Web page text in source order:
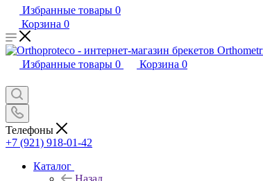
Избранные товары 0
Корзина 0
Избранные товары 0 Корзина 0
Телефоны
+7 (921) 918-01-42
Каталог
Назад